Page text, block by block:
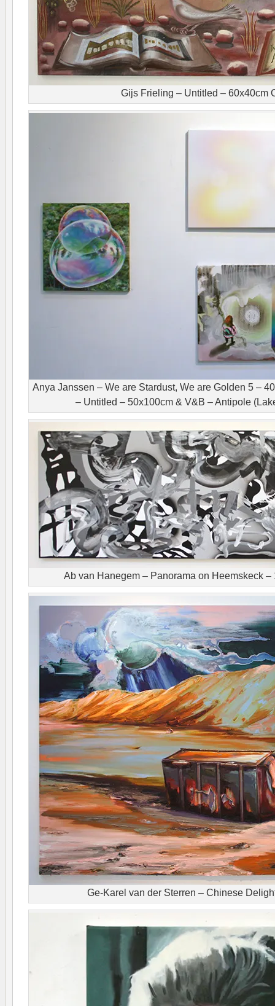
Gijs Frieling – Untitled – 60x40cm
Anya Janssen – We are Stardust, We are Golden 5 –
– Untitled – 50x100cm & V&B – Antipole
Ab van Hanegem – Panorama on Heemskeck
Ge-Karel van der Sterren – Chinese